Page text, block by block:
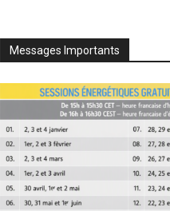
Messages Importants